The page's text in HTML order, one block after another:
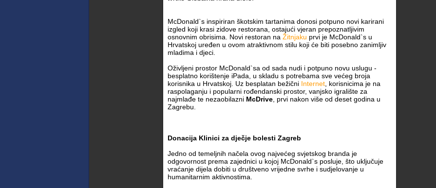
McDonald`s inspiriran škotskim tartanima donosi potpuno novi karirani
izgled koji krasi zidove restorana, ostajući vjeran prepoznatljivim
osnovnim obrisima. Novi restoran na Žitnjaku prvi je McDonald`s u
Hrvatskoj uređen u ovom atraktivnom stilu koji će biti posebno zanimljiv
mladima i djeci.
Oživljeni prostor McDonald`sa od sada nudi i potpuno novu uslugu -
besplatno korištenje iPada, u skladu s potrebama sve većeg broja
korisnika u Hrvatskoj. Uz besplatan bežični Internet , korisnicima je na
raspolaganju i popularni rođendanski prostor, vanjsko igralište za
najmlađe te nezaobilazni McDrive , prvi nakon više od deset godina u
Zagrebu.
Donacija Klinici za dječje bolesti Zagreb
Jedno od temeljnih načela ovog najvećeg svjetskog branda je
odgovornost prema zajednici u kojoj McDonald`s posluje, što uključuje
vraćanje dijela dobiti u društveno vrijedne svrhe i sudjelovanje u
humanitarnim aktivnostima.